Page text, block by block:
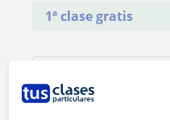
1ª clase gratis